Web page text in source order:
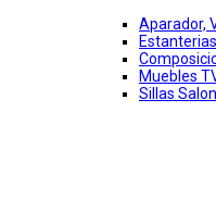
Aparador,
Estanterias
Muebles
Sillas